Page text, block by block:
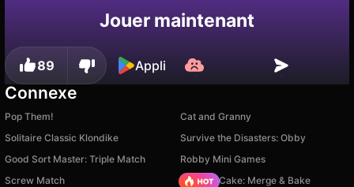
progression !
Non Enregistrer
Jouer maintenant
89 Appli
Connexe
Pop Them!
Cat and Granny
Solitaire Classic Klondike
Survive the Disasters: Obby
Good Sort Master: Triple Match
Robby Mini Games
Screw Match
Piece of Cake: Merge & Bake